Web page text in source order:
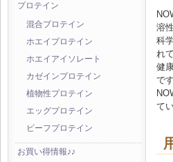
プロテイン
混合プロテイン
ホエイプロテイン
ホエイアイソレート
カゼインプロテイン
植物性プロテイン
エッグプロテイン
ビーフプロテイン
お買い得情報♪♪
溶
科
れ
健
です
て